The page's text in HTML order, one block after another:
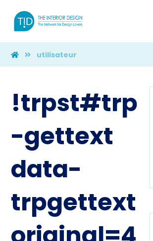
utilisateur
!trpst#trp
-gettext
data-
trpgettext